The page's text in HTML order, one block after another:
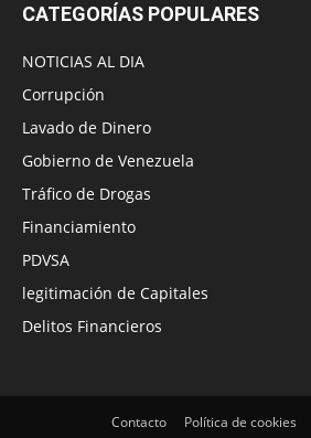
CATEGORÍAS POPULARES
NOTICIAS AL DIA
Corrupción
Lavado de Dinero
Gobierno de Venezuela
Tráfico de Drogas
Financiamiento
PDVSA
legitimación de Capitales
Delitos Financieros
Contacto Política de cookies